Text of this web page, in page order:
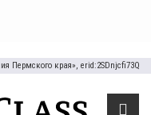
Пермского края», erid:2SDnjcfi73Q